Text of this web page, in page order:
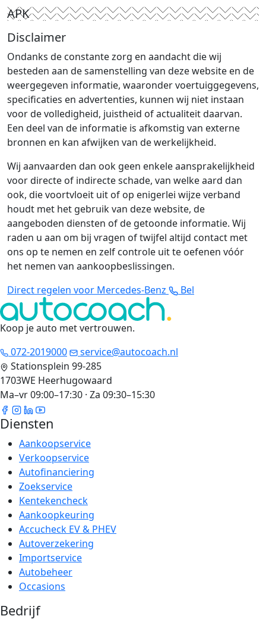
APK
Disclaimer
Ondanks de constante zorg en aandacht die wij
besteden aan de samenstelling van deze website en de
weergegeven informatie, waaronder voertuiggegevens,
specificaties en advertenties, kunnen wij niet instaan
voor de volledigheid, juistheid of actualiteit daarvan.
Een deel van de informatie is afkomstig van externe
bronnen en kan afwijken van de werkelijkheid.
Wij aanvaarden dan ook geen enkele aansprakelijkheid
voor directe of indirecte schade, van welke aard dan
ook, die voortvloeit uit of op enigerlei wijze verband
houdt met het gebruik van deze website, de
aangeboden diensten of de getoonde informatie. Wij
raden u aan om bij vragen of twijfel altijd contact met
ons op te nemen en zelf controle uit te oefenen vóór
het nemen van aankoopbeslissingen.
Direct regelen voor Mercedes-Benz
Bel
Koop je auto met vertrouwen.
072-2019000
service@autocoach.nl
Stationsplein 99-285
1703WE Heerhugowaard
Ma–vr 09:00–17:30 · Za 09:30–15:30
Diensten
Aankoopservice
Verkoopservice
Autofinanciering
Zoekservice
Kentekencheck
Aankoopkeuring
Accucheck EV & PHEV
Autoverzekering
Importservice
Autobeheer
Occasions
Bedrijf